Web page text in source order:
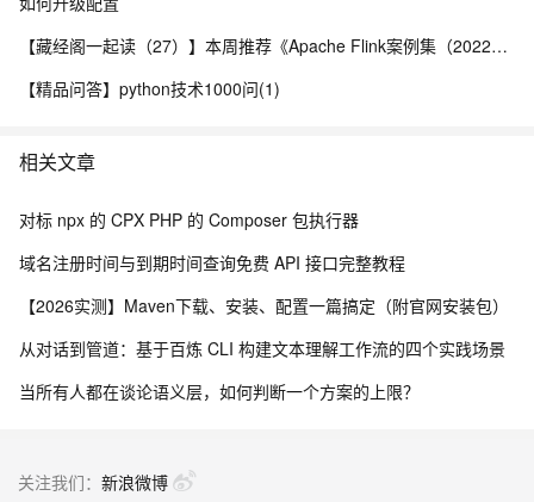
<PageSize>2</PageSize><DomainRecords><Record>
<DomainName>example.com</DomainName>
<Line>default</Line><Priority>5</Priority><TTL>600</TTL>
<Record><DomainName>example.com</DomainName>
<RecordId>9999986</RecordId><RR>www</RR>
<Line>default</Line><Priority>10</Priority><TTL>600</TTL>
<Status>Enable</Status><Locked>false</Locked></Record>
{"RequestId": "536E9CAD-DB30-4647-AC87-
【藏经阁一起读（27）】本周推荐《Apache Flink案例集（2022版）》，你有哪些心得？
【精品问答】python技术1000问(1)
相关文章
对标 npx 的 CPX PHP 的 Composer 包执行器
域名注册时间与到期时间查询免费 API 接口完整教程
【2026实测】Maven下载、安装、配置一篇搞定（附官网安装包）
从对话到管道：基于百炼 CLI 构建文本理解工作流的四个实践场景
当所有人都在谈论语义层，如何判断一个方案的上限？
关注我们： 新浪微博